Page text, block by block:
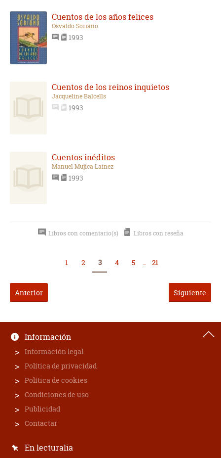
Cuentos de los años felices
Osvaldo Soriano
1993
Cuentos de los reinos inquietos
Jacqueline Balcells
1993
Cuentos inéditos
Manuel Mujica Lainez
1993
Libros con comentario(s) Libros con reseña
Anterior
1 2 3 4 5 21
Siguiente
Información
Información legal
Política de privacidad
Política de cookies
Condiciones de uso
Publicidad
Contactar
En lecturalia